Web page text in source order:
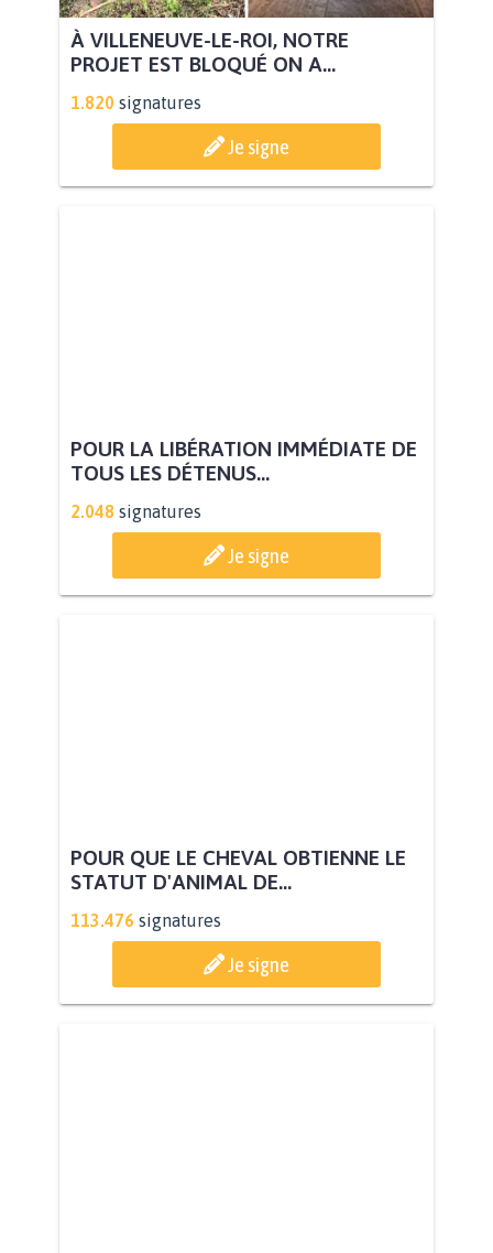
À VILLENEUVE-LE-ROI, NOTRE
PROJET EST BLOQUÉ ON A...
1.820 signatures
Je signe
POUR LA LIBÉRATION IMMÉDIATE DE
TOUS LES DÉTENUS...
2.048 signatures
Je signe
POUR QUE LE CHEVAL OBTIENNE LE
STATUT D'ANIMAL DE...
113.476 signatures
Je signe